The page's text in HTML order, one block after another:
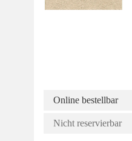
Online bestellbar
Nicht reservierbar